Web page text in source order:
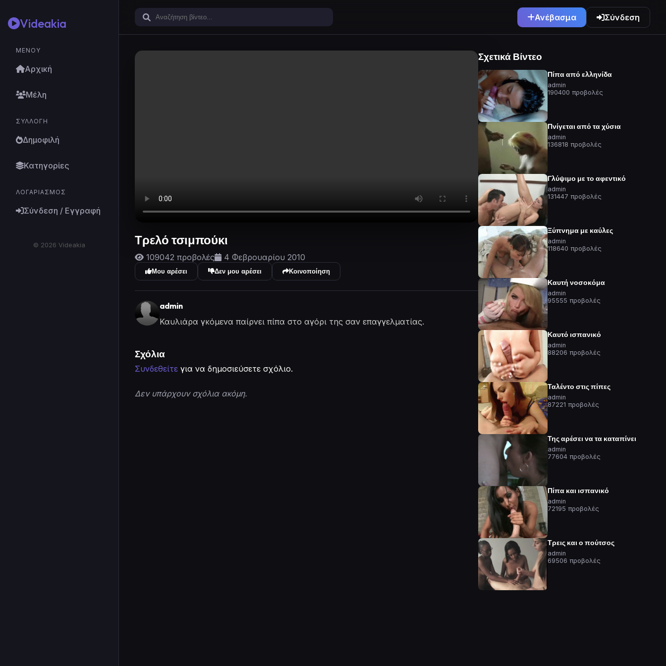
Videakia
ΜΕΝΟΎ
Αρχική
Μέλη
ΣΥΛΛΟΓΉ
Δημοφιλή
Κατηγορίες
ΛΟΓΑΡΙΑΣΜΌΣ
Σύνδεση / Εγγραφή
© 2026 Videakia
Ανέβασμα Σύνδεση
Τρελό τσιμπούκι
109042 προβολές 4 Φεβρουαρίου 2010
Μου αρέσει Δεν μου αρέσει Κοινοποίηση
admin
Καυλιάρα γκόμενα παίρνει πίπα στο αγόρι της σαν επαγγελματίας.
Σχόλια
Συνδεθείτε για να δημοσιεύσετε σχόλιο.
Δεν υπάρχουν σχόλια ακόμη.
Σχετικά Βίντεο
Πίπα από ελληνίδα
admin
190400 προβολές
Πνίγεται από τα χύσια
admin
136818 προβολές
Γλύψιμο με το αφεντικό
admin
131447 προβολές
Ξύπνημα με καύλες
admin
118640 προβολές
Καυτή νοσοκόμα
admin
95555 προβολές
Καυτό ισπανικό
admin
88206 προβολές
Ταλέντο στις πίπες
admin
87221 προβολές
Της αρέσει να τα καταπίνει
admin
77604 προβολές
Πίπα και ισπανικό
admin
72195 προβολές
Τρεις και ο πούτσος
admin
69506 προβολές